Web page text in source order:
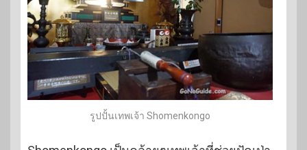
รูปปั้นเทพเจ้า Shomenkongo